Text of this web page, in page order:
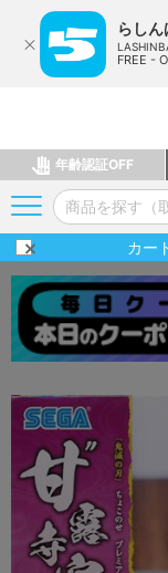
らしん
FREE -
年齢認証OFF
カー